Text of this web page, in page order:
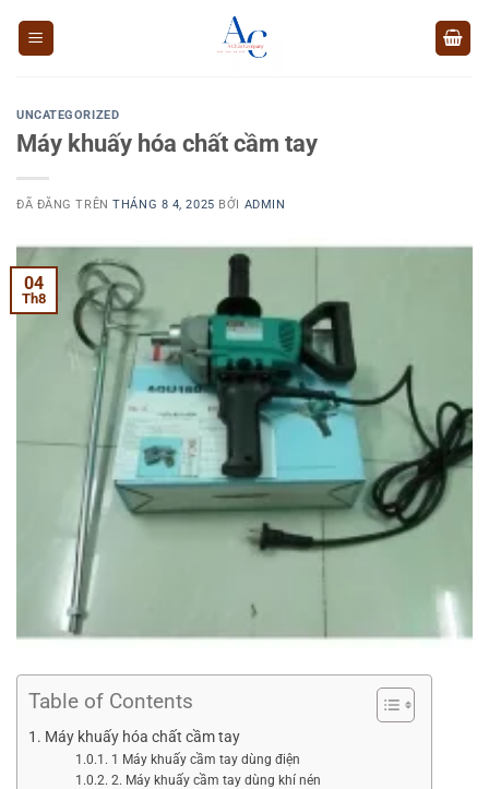
UNCATEGORIZED
Máy khuấy hóa chất cầm tay
ĐÃ ĐĂNG TRÊNTHÁNG 8 4, 2025 BỞI ADMIN
04
Th8
Table of Contents
Máy khuấy hóa chất cầm tay
1 Máy khuấy cầm tay dùng điện
2. Máy khuấy cầm tay dùng khí nén